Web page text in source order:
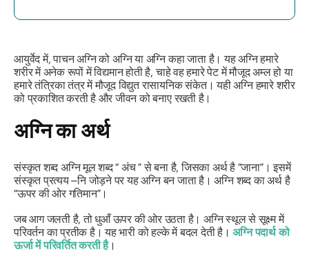
आयुर्वेद में, पाचन अग्नि को अग्निया अग्नि कहा जाता है। यहअग्निहमारे
शरीर में अनेक रूपों में विद्यमान होती है, चाहे वह हमारे पेट में मौजूद अम्ल हो या
हमारे तंत्रिका तंत्र में मौजूद विद्युत रासायनिक संकेत। यहीअग्निहमारे शरीर
को प्रकाशित करती है और जीवन को बनाए रखती है।
अग्निका अर्थ
संस्कृत शब्दअग्निमूल शब्द “ अंच” से बना है, जिसका अर्थ है “जाना”। इसमें
संस्कृत प्रत्यय –नि जोड़ने पर यहअग्निबन जाता है।अग्निशब्द का अर्थ है
“ऊपर की ओर गतिमान”।
जब आग जलती है, तो धुआँ ऊपर की ओर उठता है। अग्निस्थूल से सूक्ष्म में
परिवर्तन का प्रतीक है। यह भारी को हल्के में बदल देती है।अग्निपदार्थ को
ऊर्जा में परिवर्तित करती है।